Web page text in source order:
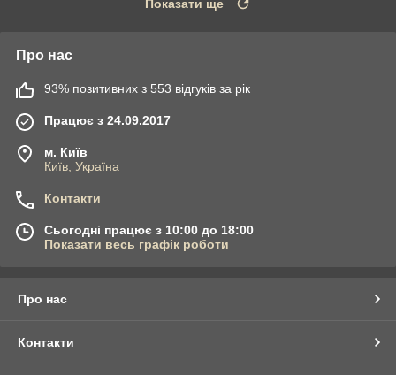
Показати ще
Про нас
93% позитивних з 553 відгуків за рік
Працює з 24.09.2017
м. Київ
Київ, Україна
Контакти
Сьогодні працює з 10:00 до 18:00
Показати весь графік роботи
Про нас
Контакти